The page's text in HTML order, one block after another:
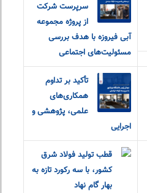
سرپرست شرکت
از پروژه مجموعه
آبی فیروزه با هدف بررسی
مسئولیت‌های اجتماعی
تأکید بر تداوم
همکاری‌های
علمی، پژوهشی و
اجرایی
قطب تولید فولاد شرق
کشور، با سه رکورد تازه به
بهار گام نهاد